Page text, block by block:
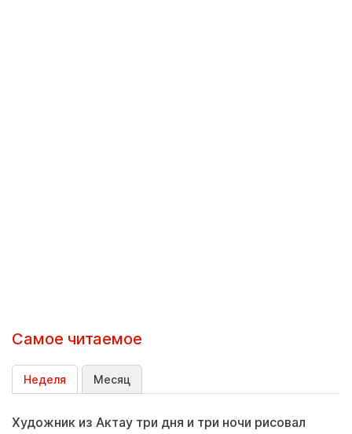
Самое читаемое
Неделя Месяц
Художник из Актау три дня и три ночи рисовал